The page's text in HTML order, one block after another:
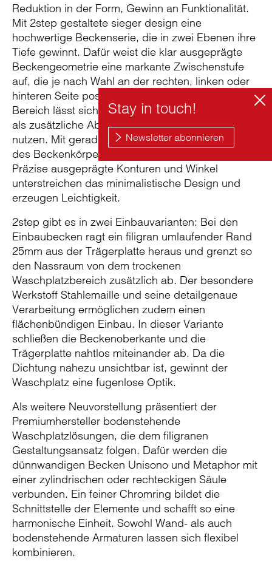
Reduktion in der Form, Gewinn an Funktionalität.
Mit 2step gestaltete sieger design eine
hochwertige Beckenserie, die in zwei Ebenen ihre
Tiefe gewinnt. Dafür weist die klar ausgeprägte
Beckengeometrie eine markante Zwischenstufe
auf, die je nach Wahl an der rechten, linken oder
hinteren Seite positioniert wird. Dieser funktionale
Bereich lässt sich als großzügige Hahnbank sowie
als zusätzliche Ablagefläche für Bad-Utensilien
nutzen. Mit gerade einmal 3mm ist die Wandstärke
des Beckenkörpers auf ein Minimum reduziert.
Präzise ausgeprägte Konturen und Winkel
unterstreichen das minimalistische Design und
erzeugen Leichtigkeit.
2step gibt es in zwei Einbauvarianten: Bei den
Einbaubecken ragt ein filigran umlaufender Rand
25mm aus der Trägerplatte heraus und grenzt so
den Nassraum von dem trockenen
Waschplatzbereich zusätzlich ab. Der besondere
Werkstoff Stahlemaille und seine detailgenaue
Verarbeitung ermöglichen zudem einen
flächenbündigen Einbau. In dieser Variante
schließen die Beckenoberkante und die
Trägerplatte nahtlos miteinander ab. Da die
Dichtung nahezu unsichtbar ist, gewinnt der
Waschplatz eine fugenlose Optik.
Als weitere Neuvorstellung präsentiert der
Premiumhersteller bodenstehende
Waschplatzlösungen, die dem filigranen
Gestaltungsansatz folgen. Dafür werden die
dünnwandigen Becken Unisono und Metaphor mit
einer zylindrischen oder rechteckigen Säule
verbunden. Ein feiner Chromring bildet die
Schnittstelle der Elemente und schafft so eine
harmonische Einheit. Sowohl Wand- als auch
bodenstehende Armaturen lassen sich flexibel
kombinieren.